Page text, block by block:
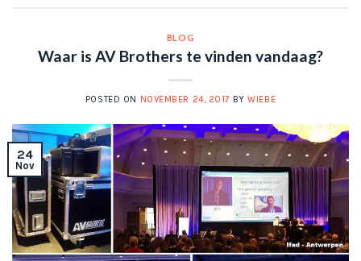
BLOG
Waar is AV Brothers te vinden vandaag?
POSTED ON NOVEMBER 24, 2017 BYWIEBE
24
Nov